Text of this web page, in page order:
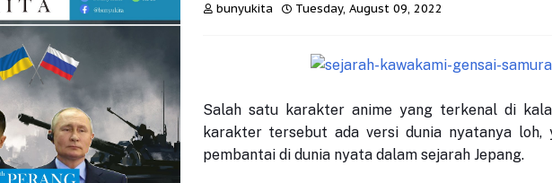
bunyukita Tuesday, August 09, 2022
Salah satu karakter anime yang terkenal di
karakter tersebut ada versi dunia nyatanya loh,
pembantai di dunia nyata dalam sejarah Jepang.